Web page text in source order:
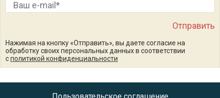
Нажимая на кнопку «Отправить», вы даете согласие на
обработку своих персональных данных в соответствии
сполитикой конфиденциальности